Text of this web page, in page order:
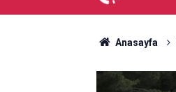
Anasayfa